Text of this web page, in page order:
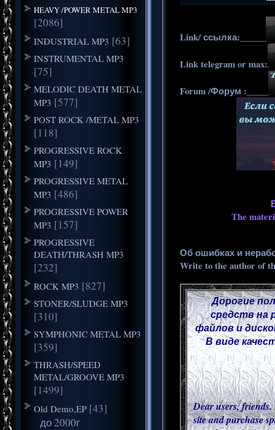
HEAVY /POWER METAL MP3
[2086]
INDUSTRIAL MP3 [63]
INSTRUMENTAL MP3
[75]
MELODIC DEATH METAL
MP3 [577]
POST ROCK /METAL MP3
[118]
PROGRESSIVE ROCK
MP3 [149]
PROGRESSIVE METAL
MP3 [486]
PROGRESSIVE POWER
MP3 [157]
PROGRESSIVE
DEATH/THRASH MP3
[232]
ROCK MP3 [827]
STONER/SLUDGE MP3
[310]
SYMPHONIC METAL MP3
[359]
THRASH/SPEED
METAL/GROOVE MP3
[1499]
Old Demo,EP [43]
до 2000г
Link/ ссылка:______
Link telegram or max:
Forum /Форум :_____
The
Об ошибках и
Write to the author of
Дорогие
средств на
файлов и
В виде
Dear users,
site and purchase